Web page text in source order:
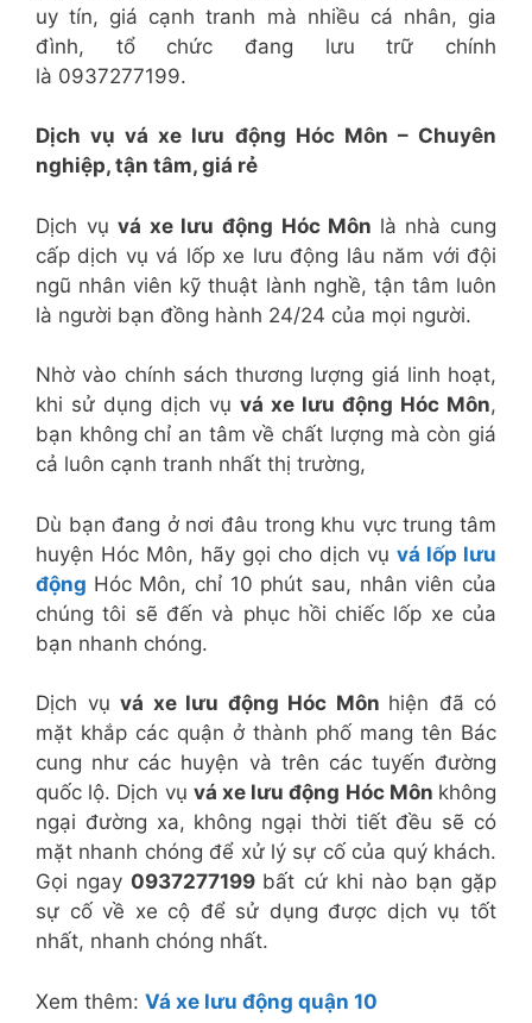
uy tín, giá cạnh tranh mà nhiều cá nhân, gia
đình, tổ chức đang lưu trữ chính
là 0937277199.
Dịch vụ vá xe lưu động Hóc Môn – Chuyên
nghiệp, tận tâm, giá rẻ
Dịch vụvá xe lưu động Hóc Môn là nhà cung
cấp dịch vụ vá lốp xe lưu động lâu năm với đội
ngũ nhân viên kỹ thuật lành nghề, tận tâm luôn
là người bạn đồng hành 24/24 của mọi người.
Nhờ vào chính sách thương lượng giá linh hoạt,
khi sử dụng dịch vụ vá xe lưu động Hóc Môn,
bạn không chỉ an tâm về chất lượng mà còn giá
cả luôn cạnh tranh nhất thị trường,
Dù bạn đang ở nơi đâu trong khu vực trung tâm
huyện Hóc Môn, hãy gọi cho dịch vụ vá lốp lưu
động Hóc Môn, chỉ 10 phút sau, nhân viên của
chúng tôi sẽ đến và phục hồi chiếc lốp xe của
bạn nhanh chóng.
Dịch vụ vá xe lưu động Hóc Môn hiện đã có
mặt khắp các quận ở thành phố mang tên Bác
cung như các huyện và trên các tuyến đường
quốc lộ. Dịch vụ vá xe lưu động Hóc Môn không
ngại đường xa, không ngại thời tiết đều sẽ có
mặt nhanh chóng để xử lý sự cố của quý khách.
Gọi ngay 0937277199 bất cứ khi nào bạn gặp
sự cố về xe cộ để sử dụng được dịch vụ tốt
nhất, nhanh chóng nhất.
Xem thêm: Vá xe lưu động quận 10